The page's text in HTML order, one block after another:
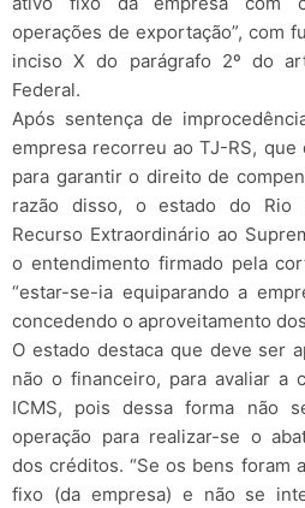
operações de exportação”, com
inciso X do parágrafo 2º do
Federal.
Após sentença de
empresa recorreu ao TJ-RS,
para garantir o direito de
razão disso, o estado do Rio
Recurso Extraordinário ao
o entendimento firmado pela
“estar-se-ia equiparando a
concedendo o aproveitamento
O estado destaca que deve ser
não o financeiro, para avaliar a
ICMS, pois dessa forma não
operação para realizar-se o
dos créditos. “Se os bens foram
fixo (da empresa) e não se